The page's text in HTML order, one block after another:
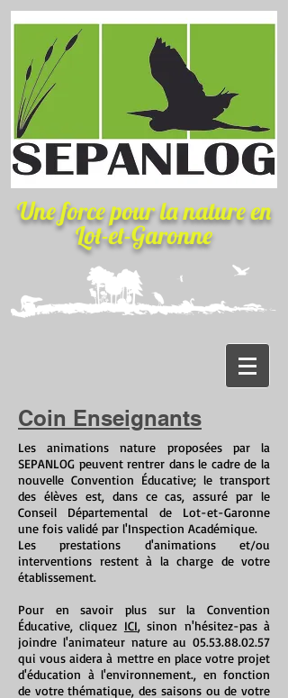
Une force pour la natureen
Lot-et-Garonne
Coin Enseignants
Les animations nature proposées par la
SEPANLOG peuvent rentrer dans le cadre de la
nouvelle Convention Éducative; le transport
des élèves est, dans ce cas, assuré par le
Conseil Départemental de Lot-et-Garonne
une fois validé par l'Inspection Académique.
Les prestations d'animations et/ou
interventions restent à la charge de votre
établissement.
Pour en savoir plus sur la Convention
Éducative, cliquez ICI, sinon n'hésitez-pas à
joindre l'animateur nature au 05.53.88.02.57
qui vous aidera à mettre en place votre projet
d'éducation à l'environnement., en fonction
de votre thématique, des saisons ou de votre